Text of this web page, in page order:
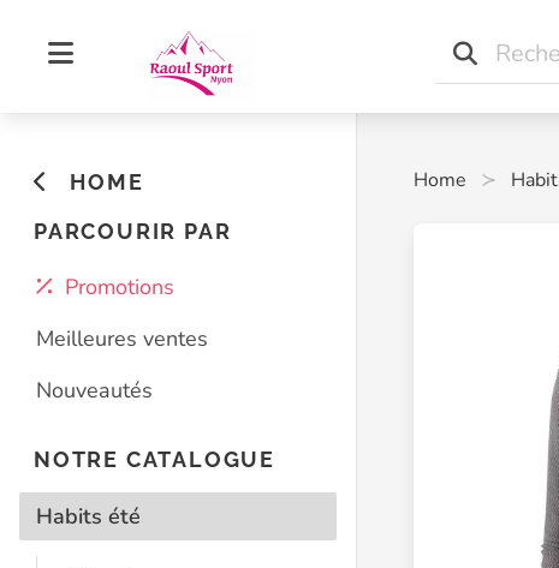
HOME
PARCOURIR PAR
Promotions
Meilleures ventes
Nouveautés
NOTRE CATALOGUE
Habits été
Home